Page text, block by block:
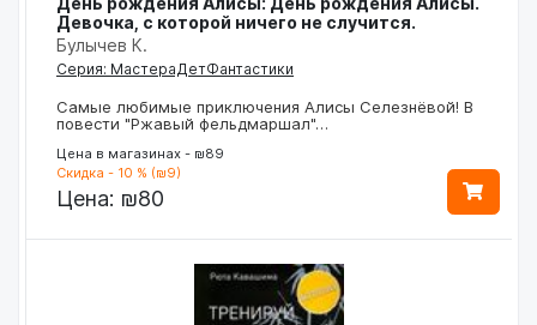
Девочка, с которой ничего не случится.
Булычев К.
Серия: МастераДетФантастики
Самые любимые приключения Алисы Селезнёвой! В
повести "Ржавый фельдмаршал"…
Цена в магазинах - ₪89
Скидка - 10 % (₪9)
Цена: ₪80